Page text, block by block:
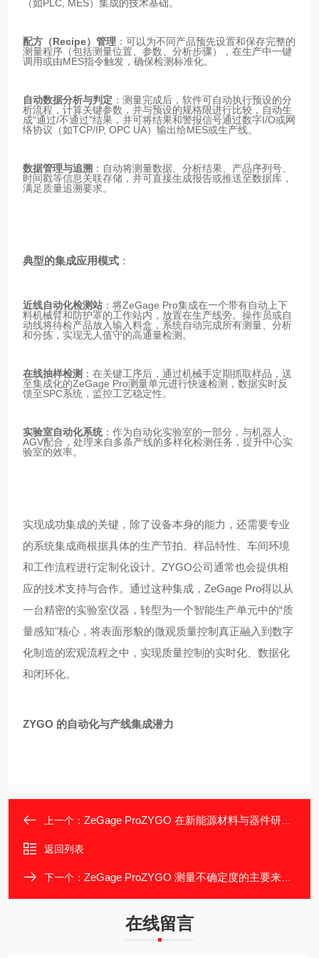
（如PLC, MES）集成的技术基础。
配方（Recipe）管理 ：可以为不同产品预先设置和保存完整的
测量程序（包括测量位置、参数、分析步骤），在生产中一键
调用或由MES指令触发，确保检测标准化。
自动数据分析与判定 ：测量完成后，软件可自动执行预设的分
析流程，计算关键参数，并与预设的规格限进行比较，自动生
成“通过/不通过"结果，并可将结果和警报信号通过数字I/O或网
络协议（如TCP/IP, OPC UA）输出给MES或生产线。
数据管理与追溯 ：自动将测量数据、分析结果、产品序列号、
时间戳等信息关联存储，并可直接生成报告或推送至数据库，
满足质量追溯要求。
典型的集成应用模式 ：
近线自动化检测站 ：将ZeGage Pro集成在一个带有自动上下
料机械臂和防护罩的工作站内，放置在生产线旁。操作员或自
动线将待检产品放入输入料盒，系统自动完成所有测量、分析
和分拣，实现无人值守的高通量检测。
在线抽样检测 ：在关键工序后，通过机械手定期抓取样品，送
至集成化的ZeGage Pro测量单元进行快速检测，数据实时反
馈至SPC系统，监控工艺稳定性。
实验室自动化系统：作为自动化实验室的一部分，与机器人、
AGV配合，处理来自多条产线的多样化检测任务，提升中心实
验室的效率。
实现成功集成的关键，除了设备本身的能力，还需要专业
的系统集成商根据具体的生产节拍、样品特性、车间环境
和工作流程进行定制化设计。ZYGO公司通常也会提供相
应的技术支持与合作。通过这种集成，ZeGage Pro得以从
一台精密的实验室仪器，转型为一个智能生产单元中的“质
量感知"核心，将表面形貌的微观质量控制真正融入到数字
化制造的宏观流程之中，实现质量控制的实时化、数据化
和闭环化。
ZYGO 的自动化与产线集成潜力
上一个： ZeGage ProZYGO 在新能源材料与器件研究中的应用
返回列表
下一个： ZeGage ProZYGO 测量不确定度的主要来源与控制
在线留言